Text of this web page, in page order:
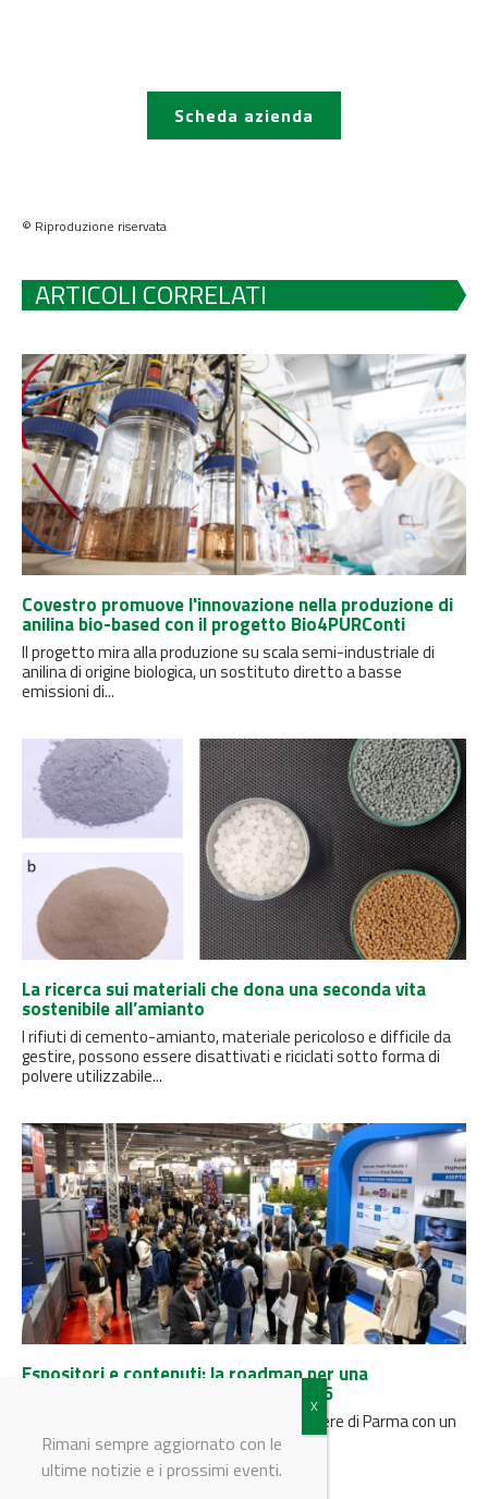
Scheda azienda
© Riproduzione riservata
ARTICOLI CORRELATI
Covestro promuove l'innovazione nella produzione di
anilina bio-based con il progetto Bio4PURConti
Il progetto mira alla produzione su scala semi-industriale di
anilina di origine biologica, un sostituto diretto a basse
emissioni di...
La ricerca sui materiali che dona una seconda vita
sostenibile all’amianto
I rifiuti di cemento-amianto, materiale pericoloso e difficile da
gestire, possono essere disattivati ​​e riciclati sotto forma di
polvere utilizzabile...
Espositori e contenuti: la roadmap per una
partecipazione mirata a Labotec 2026
Il 27 e 28 ottobre 2026 Labotec tornerà a Fiere di Parma con un
format che integra area espositiva e...
Rimani sempre aggiornato con le
ultime notizie e i prossimi eventi.